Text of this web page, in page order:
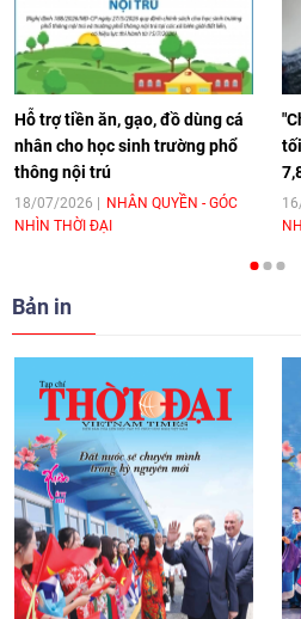
[Video] Âm
hoá Việt
11:10 17/06/2026
[Video] Trao
hòa bình,
cho Đại sứ
[Video]
trọng tình
08:02 | 13/06/2026
Video: Cơ
sinh Việt
14:41|12/06/2026
Hỗ trợ tiền ăn, gạo, đồ dùng cá
nhân cho học sinh trường phổ
thông nội trú
18/07/2026
NHÂN QUYỀN - GÓC
NHÌN THỜI ĐẠI
Bản in